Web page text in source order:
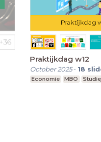
Praktijkdag w12
October 2025- 18
Economie MBO